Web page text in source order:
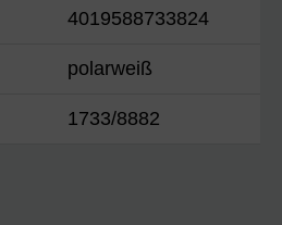
4019588733824
polarweiß
1733/8882